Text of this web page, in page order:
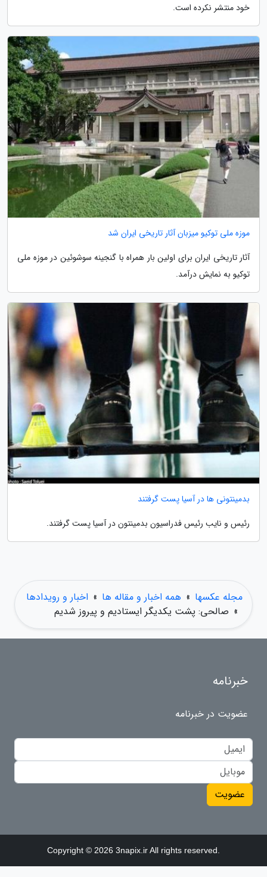
خود منتشر نکرده است.
موزه ملی توکیو میزبان آثار تاریخی ایران شد
آثار تاریخی ایران برای اولین بار همراه با گنجینه سوشوئین در موزه ملی
توکیو به نمایش درآمد.
بدمینتونی ها در آسیا پست گرفتند
رئیس و نایب رئیس فدراسیون بدمینتون در آسیا پست گرفتند.
مجله عکسها » همه اخبار و مقاله ها » اخبار و رویدادها
» صالحی: پشت یکدیگر ایستادیم و پیروز شدیم
خبرنامه
عضویت در خبرنامه
عضویت
Copyright © 2026 3napix.ir All rights reserved.